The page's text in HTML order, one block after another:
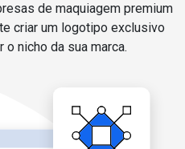
de maquiagem premium
criar um logotipo exclusivo
nicho da sua marca.